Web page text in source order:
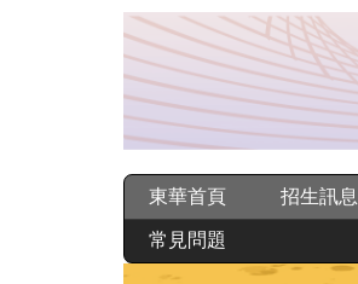
東華首頁 招生訊息
常見問題